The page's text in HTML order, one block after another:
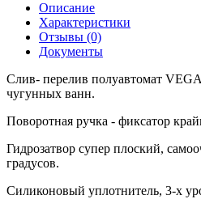
Описание
Характеристики
Отзывы (0)
Документы
Слив- перелив полуавтомат
чугунных ванн.
Поворотная ручка - фиксатор
Гидрозатвор супер плоский,
градусов.
Силиконовый уплотнитель, 3-х